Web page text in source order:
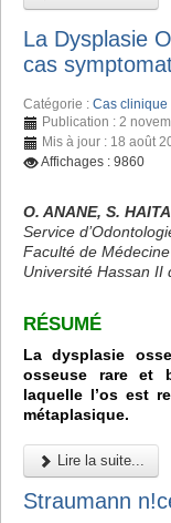
La Dysplasie
cas
Catégorie : Cas clinique
Publication : 2
Mis à jour : 18 août
Affichages : 9860
O. ANANE, S.
Service
Faculté de
Université Hassan II
RÉSUMÉ
La dysplasie
osseuse rare et
laquelle l’os est
métaplasique.
Lire la suite...
Straumann